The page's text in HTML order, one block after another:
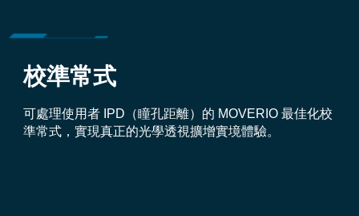
校準常式
可處理使用者 IPD（瞳孔距離）的 MOVERIO 最佳化校
準常式，實現真正的光學透視擴增實境體驗。